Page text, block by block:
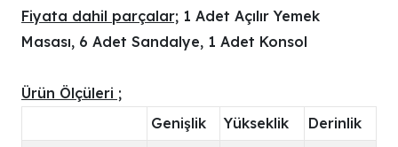
Fiyata dahil parçalar; 1 Adet Açılır Yemek
Masası, 6 Adet Sandalye, 1 Adet Konsol
Ürün Ölçüleri ;
Genişlik
Yükseklik
Derinlik